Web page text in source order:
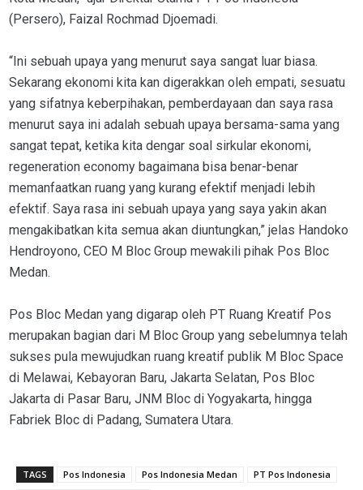
(Persero), Faizal Rochmad Djoemadi.
“Ini sebuah upaya yang menurut saya sangat luar biasa.
Sekarang ekonomi kita kan digerakkan oleh empati, sesuatu
yang sifatnya keberpihakan, pemberdayaan dan saya rasa
menurut saya ini adalah sebuah upaya bersama-sama yang
sangat tepat, ketika kita dengar soal sirkular ekonomi,
regeneration economy bagaimana bisa benar-benar
memanfaatkan ruang yang kurang efektif menjadi lebih
efektif. Saya rasa ini sebuah upaya yang saya yakin akan
mengakibatkan kita semua akan diuntungkan,” jelas Handoko
Hendroyono, CEO M Bloc Group mewakili pihak Pos Bloc
Medan.
Pos Bloc Medan yang digarap oleh PT Ruang Kreatif Pos
merupakan bagian dari M Bloc Group yang sebelumnya telah
sukses pula mewujudkan ruang kreatif publik M Bloc Space
di Melawai, Kebayoran Baru, Jakarta Selatan, Pos Bloc
Jakarta di Pasar Baru, JNM Bloc di Yogyakarta, hingga
Fabriek Bloc di Padang, Sumatera Utara.
TAGS Pos Indonesia Pos Indonesia Medan
PT Pos Indonesia